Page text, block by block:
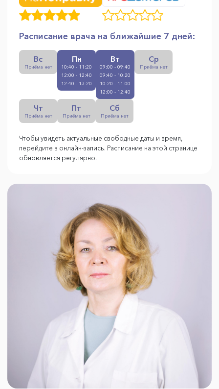
Расписание врача на ближайшие 7 дней:
Вс
Приёма нет
Пн
10:40 - 11:20
12:00 - 12:40
12:40 - 13:20
Вт
09:00 - 09:40
09:40 - 10:20
10:20 - 11:00
12:00 - 12:40
Ср
Приёма нет
Чт
Приёма нет
Пт
Приёма нет
Сб
Приёма нет
Чтобы увидеть актуальные свободные даты и время,
перейдите в онлайн-запись. Расписание на этой странице
обновляется регулярно.